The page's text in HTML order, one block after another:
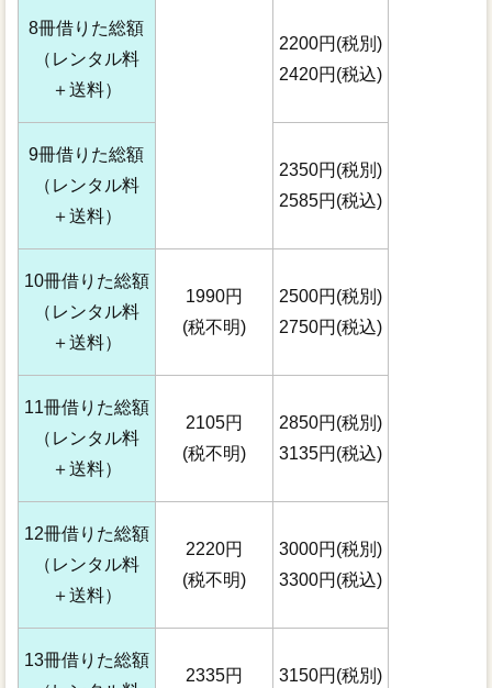
8冊借りた総額
（レンタル料
＋送料）
2200円(税別)
2420円(税込)
9冊借りた総額
（レンタル料
＋送料）
2350円(税別)
2585円(税込)
10冊借りた総額
（レンタル料
＋送料）
1990円
(税不明)
2500円(税別)
2750円(税込)
11冊借りた総額
（レンタル料
＋送料）
2105円
(税不明)
2850円(税別)
3135円(税込)
12冊借りた総額
（レンタル料
＋送料）
2220円
(税不明)
3000円(税別)
3300円(税込)
13冊借りた総額
2335円
3150円(税別)